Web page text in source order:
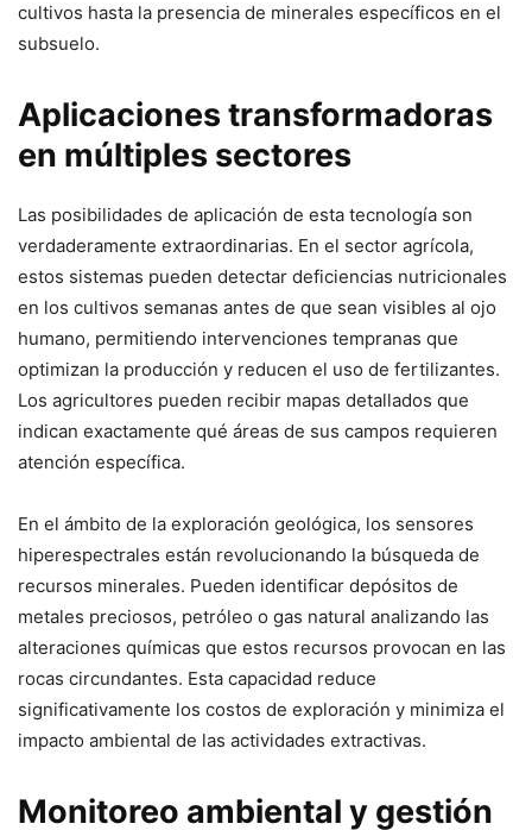
cultivos hasta la presencia de minerales específicos en el
subsuelo.
Aplicaciones transformadoras
en múltiples sectores
Las posibilidades de aplicación de esta tecnología son
verdaderamente extraordinarias. En el sector agrícola,
estos sistemas pueden detectar deficiencias nutricionales
en los cultivos semanas antes de que sean visibles al ojo
humano, permitiendo intervenciones tempranas que
optimizan la producción y reducen el uso de fertilizantes.
Los agricultores pueden recibir mapas detallados que
indican exactamente qué áreas de sus campos requieren
atención específica.
En el ámbito de la exploración geológica, los sensores
hiperespectrales están revolucionando la búsqueda de
recursos minerales. Pueden identificar depósitos de
metales preciosos, petróleo o gas natural analizando las
alteraciones químicas que estos recursos provocan en las
rocas circundantes. Esta capacidad reduce
significativamente los costos de exploración y minimiza el
impacto ambiental de las actividades extractivas.
Monitoreo ambiental y gestión